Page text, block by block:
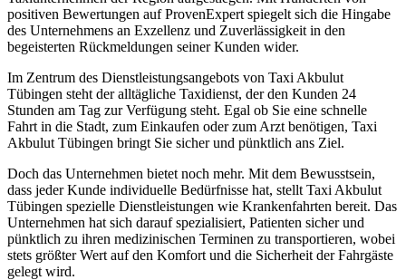
positiven Bewertungen auf ProvenExpert spiegelt sich die Hingabe
des Unternehmens an Exzellenz und Zuverlässigkeit in den
begeisterten Rückmeldungen seiner Kunden wider.
Im Zentrum des Dienstleistungsangebots von Taxi Akbulut
Tübingen steht der alltägliche Taxidienst, der den Kunden 24
Stunden am Tag zur Verfügung steht. Egal ob Sie eine schnelle
Fahrt in die Stadt, zum Einkaufen oder zum Arzt benötigen, Taxi
Akbulut Tübingen bringt Sie sicher und pünktlich ans Ziel.
Doch das Unternehmen bietet noch mehr. Mit dem Bewusstsein,
dass jeder Kunde individuelle Bedürfnisse hat, stellt Taxi Akbulut
Tübingen spezielle Dienstleistungen wie Krankenfahrten bereit. Das
Unternehmen hat sich darauf spezialisiert, Patienten sicher und
pünktlich zu ihren medizinischen Terminen zu transportieren, wobei
stets größter Wert auf den Komfort und die Sicherheit der Fahrgäste
gelegt wird.